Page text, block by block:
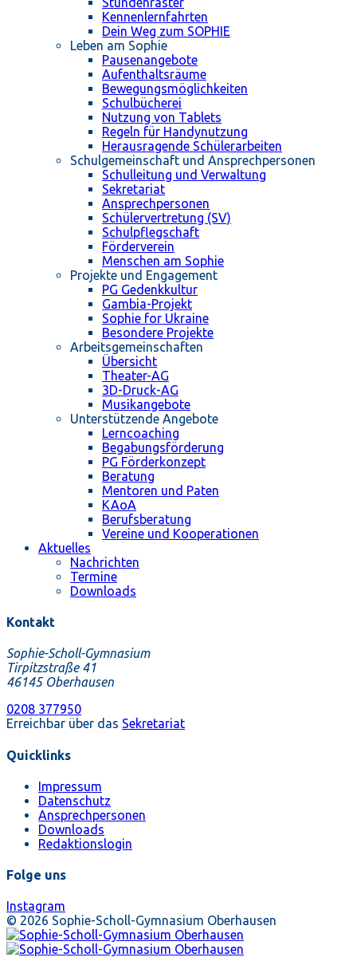
Kennenlernfahrten
Dein Weg zum SOPHIE
Leben am Sophie
Pausenangebote
Aufenthaltsräume
Bewegungsmöglichkeiten
Schulbücherei
Nutzung von Tablets
Regeln für Handynutzung
Herausragende Schülerarbeiten
Schulgemeinschaft und Ansprechpersonen
Schulleitung und Verwaltung
Sekretariat
Ansprechpersonen
Schülervertretung (SV)
Schulpflegschaft
Förderverein
Menschen am Sophie
Projekte und Engagement
PG Gedenkkultur
Gambia-Projekt
Sophie for Ukraine
Besondere Projekte
Arbeitsgemeinschaften
Übersicht
Theater-AG
3D-Druck-AG
Musikangebote
Unterstützende Angebote
Lerncoaching
Begabungsförderung
PG Förderkonzept
Beratung
Mentoren und Paten
KAoA
Berufsberatung
Vereine und Kooperationen
Aktuelles
Nachrichten
Termine
Downloads
Kontakt
Sophie-Scholl-Gymnasium
Tirpitzstraße 41
46145 Oberhausen
0208 377950
Erreichbar über das Sekretariat
Quicklinks
Impressum
Datenschutz
Ansprechpersonen
Downloads
Redaktionslogin
Folge uns
Instagram
© 2026 Sophie-Scholl-Gymnasium Oberhausen